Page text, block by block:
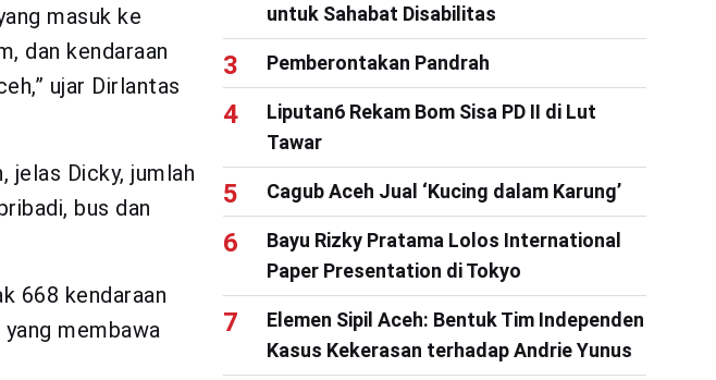
masuk ke
dan kendaraan
ujar Dirlantas
jelas Dicky, jumlah
bus dan
668 kendaraan
membawa
untuk Sahabat Disabilitas
Pemberontakan Pandrah
Liputan6 Rekam Bom Sisa PD II di Lut
Tawar
Cagub Aceh Jual ‘Kucing dalam Karung’
Bayu Rizky Pratama Lolos International
Paper Presentation di Tokyo
Elemen Sipil Aceh: Bentuk Tim Independen
Kasus Kekerasan terhadap Andrie Yunus